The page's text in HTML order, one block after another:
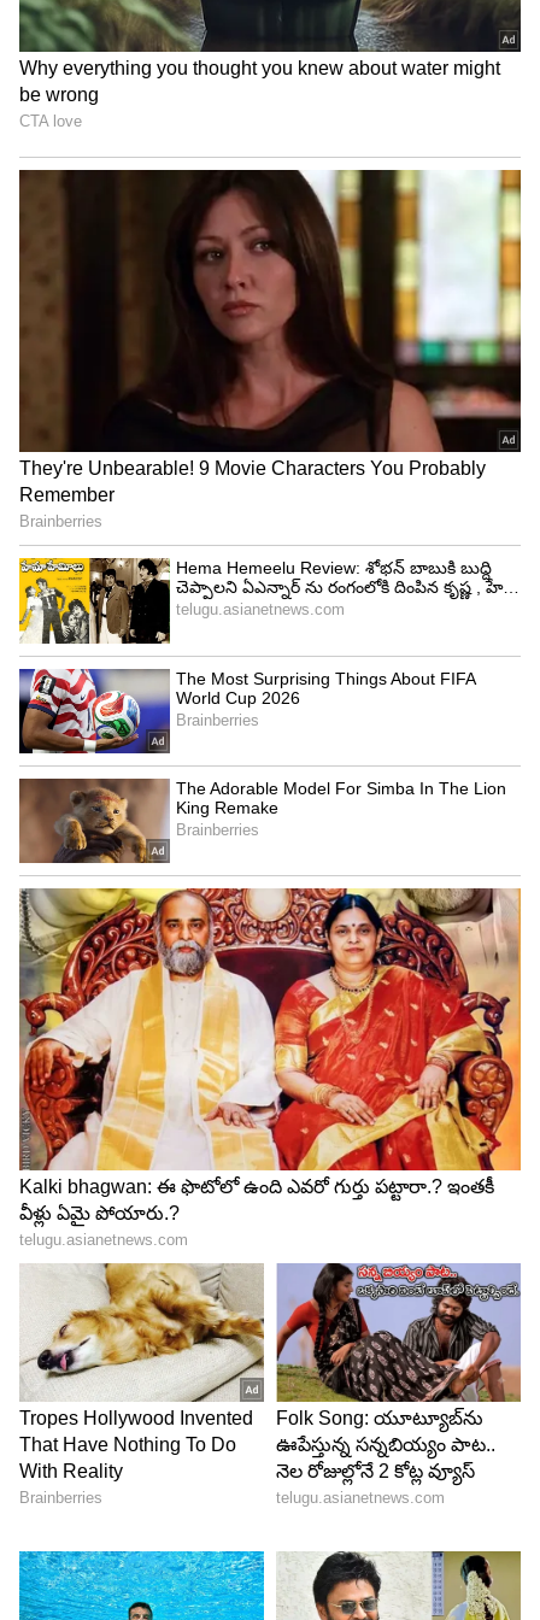
అతడికి కాంగ్రెస్ యువజన విభాగంలో చోటుదక్కింది. ఇలా
విద్యార్థి నాయకుడు కాస్త రాజకీయ నాయకుడిగా
మారిపోయారు మహేష్ కుమార్ గౌడ్.
చాలాకాలం కాంగ్రెస్ పార్టీలో పనిచేసిన తర్వాత 1994 లో
డిచ్ పల్లి అసెంబ్లీకి పోటీచేసే అవకాశం దక్కింది. చాలా
చిన్నవయసులోనే అవకాశం వచ్చినా ఎమ్మల్యే
కాలేకపోయారు. ఆ తర్వాత కూడా 2014లో నిజామాబాద్
అర్భన్ అసెంబ్లీకి పోటీచేసి ఓడిపోయారు. ఇలా వరుస
ఓటములు ఎదురైనా ఏమాత్రం కుంగిపోకుండా కాంగ్రెస్
పార్టీని బలోపేతం చేసేందుకు క‌ృషిచేసారు. గత పదేళ్లలో
మంత్రులు, ఎమ్మెల్యేలు, ఎమ్మెల్సీలు... చివరకు పిసిసి చీఫ్
లుగా చేసినవారు కూడా పార్టీమారినా మహేష్ కుమార్ గౌడ్
ఆ ఆలోచన చేయలేదు. కాంగ్రెస్ పార్టీ కష్టకాలంలో వుండగా
అండగా నిలిచాడు... ఇదే ఆయనను అదిష్టానం ద‌ృష్టిలో
పడేలా చేసింది.
పార్టీ కోసం ఎమ్మెల్యే సీటు త్యాగం :
మహేష్ కుమార్ గౌడ్ పార్టీ కోసం వరుసగా రెండుసార్లు తాను
పోటీచేద్దామన్న సీటును త్యాగం చేసారు. 2018
నిజామాబాద్ అర్బన్ నుండి పోటీకి సిద్దమయ్యారు... కానీ ఆ
సీటును అదిష్టానం మైనారిటీలకు కేటాయించింది. అదిష్టానం
నిర్ణయానికి కట్టుబడి ఎలాంటి అభ్యంతరం చెప్పకుండా పోటీ
నుండి తప్పుకున్నారు. దీంతో ఆ ఎన్నికల్లో అతడికి మేనిఫెస్టో
కమిటీ కన్వీనర్ బాధ్యతలు అప్పగించింది కాంగ్రెస్.